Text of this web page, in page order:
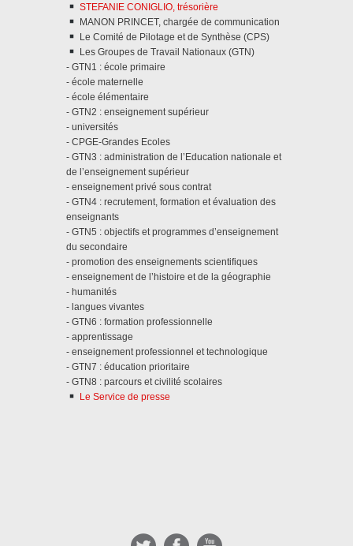
STEFANIE CONIGLIO, trésorière
MANON PRINCET, chargée de communication
Le Comité de Pilotage et de Synthèse (CPS)
Les Groupes de Travail Nationaux (GTN)
- GTN1 : école primaire
- école maternelle
- école élémentaire
- GTN2 : enseignement supérieur
- universités
- CPGE-Grandes Ecoles
- GTN3 : administration de l’Education nationale et
de l’enseignement supérieur
- enseignement privé sous contrat
- GTN4 : recrutement, formation et évaluation des
enseignants
- GTN5 : objectifs et programmes d’enseignement
du secondaire
- promotion des enseignements scientifiques
- enseignement de l’histoire et de la géographie
- humanités
- langues vivantes
- GTN6 : formation professionnelle
- apprentissage
- enseignement professionnel et technologique
- GTN7 : éducation prioritaire
- GTN8 : parcours et civilité scolaires
Le Service de presse